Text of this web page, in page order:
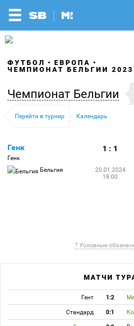
ФУТБОЛ
ЕВРОПА
ЧЕМПИОНАТ БЕЛЬГИИ
Чемпионат Бельгии
Перейти в турнир Календарь
Генк
Генк
Бельгия
1 : 1
20.01.2024
18:00
? Условные
МАТЧИ
Гент 1:2
Стандард 0:1